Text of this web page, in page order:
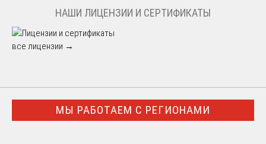
НАШИ ЛИЦЕНЗИИ И СЕРТИФИКАТЫ
все лицензии →
МЫ РАБОТАЕМ С РЕГИОНАМИ